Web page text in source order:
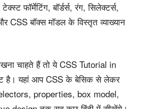
फॉर्मेटिंग, बॉर्डर्स, रंग, सिलेक्टर्स,
CSS बॉक्स मॉडल के विस्तृत व्याख्यान
चाहते हैं तो ये CSS Tutorial in
है। यहां आप CSS के बेसिक से लेकर
properties, box model,